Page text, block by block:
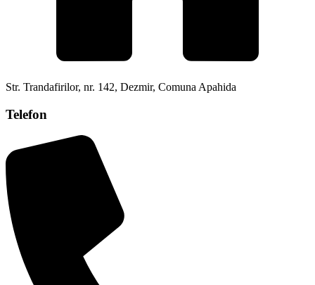
Str. Trandafirilor, nr. 142, Dezmir, Comuna Apahida
Telefon